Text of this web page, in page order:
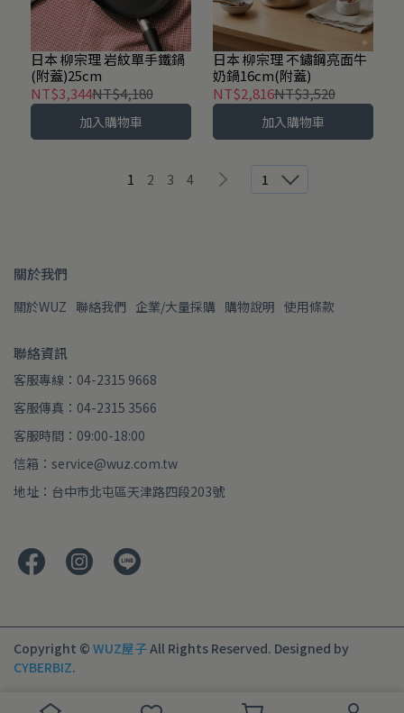
日本 柳宗理 岩紋單手鐵鍋
(附蓋)25cm
NT$3,344NT$4,180
加入購物車
日本 柳宗理 不鏽鋼亮面牛
奶鍋16cm(附蓋)
NT$2,816NT$3,520
加入購物車
1 2 3 4 1
關於我們
關於WUZ 聯絡我們 企業/大量採購 購物說明 使用條款
聯絡資訊
客服專線：04-2315 9668
客服傳真：04-2315 3566
客服時間：09:00-18:00
信箱：service@wuz.com.tw
地址：台中市北屯區天津路四段203號
Copyright © WUZ屋子All Rights Reserved. Designed by
CYBERBIZ.